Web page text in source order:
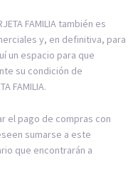
FAMILIA también es
y, en definitiva, para
un espacio para que
su condición de
FAMILIA.
el pago de compras con
sumarse a este
que encontrarán a